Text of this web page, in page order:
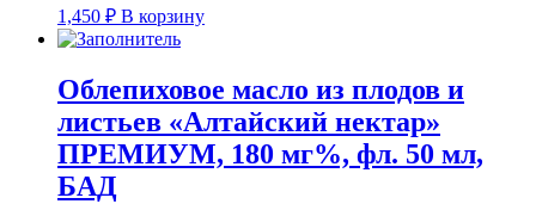
1,450 ₽ В корзину
Облепиховое масло из плодов и
листьев «Алтайский нектар»
ПРЕМИУМ, 180 мг%, фл. 50 мл,
БАД